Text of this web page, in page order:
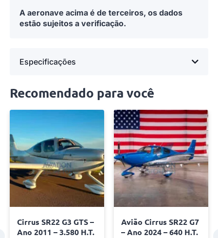
A aeronave acima é de terceiros, os dados
estão sujeitos a verificação.
Especificações
Recomendado para você
Cirrus SR22 G3 GTS –
Ano 2011 – 3.580 H.T.
Avião Cirrus SR22 G7
– Ano 2024 – 640 H.T.